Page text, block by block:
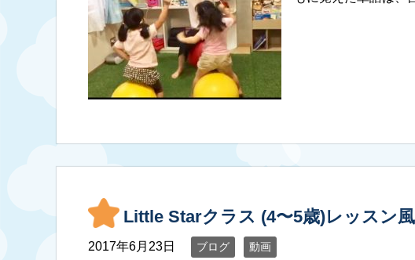
Little Starクラス (4〜5歳)レッスン
2017年6月23日 ブログ 動画